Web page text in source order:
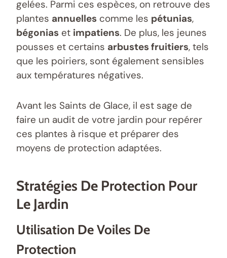
gelées. Parmi ces espèces, on retrouve des
plantes annuelles comme les pétunias,
bégonias et impatiens. De plus, les jeunes
pousses et certains arbustes fruitiers, tels
que les poiriers, sont également sensibles
aux températures négatives.
Avant les Saints de Glace, il est sage de
faire un audit de votre jardin pour repérer
ces plantes à risque et préparer des
moyens de protection adaptées.
Stratégies De Protection Pour
Le Jardin
Utilisation De Voiles De
Protection